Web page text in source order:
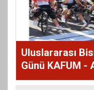
Uluslararası
Günü KAFUM -
Başlıyor